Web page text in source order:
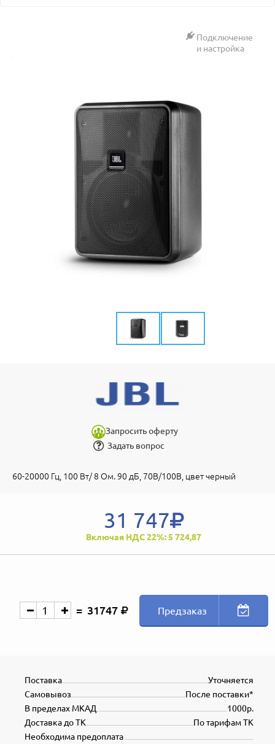
Подключение
и настройка
Запросить оферту
Задать вопрос
60-20000 Гц, 100 Вт/ 8 Ом. 90 дБ, 70В/100В, цвет черный
31 747
Включая НДС 22%: 5 724,87
31747 Предзаказ
Уточняется
Поставка
После поставки*
Самовывоз
1000р.
В пределах МКАД
По тарифам ТК
Доставка до ТК
Необходима предоплата